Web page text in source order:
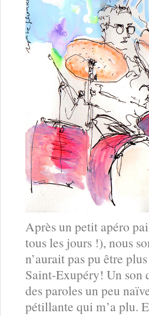
Après un petit apéro
tous les jours !), nous
n’aurait pas pu être
Saint-Exupéry! Un son
des paroles un peu
pétillante qui m’a plu.